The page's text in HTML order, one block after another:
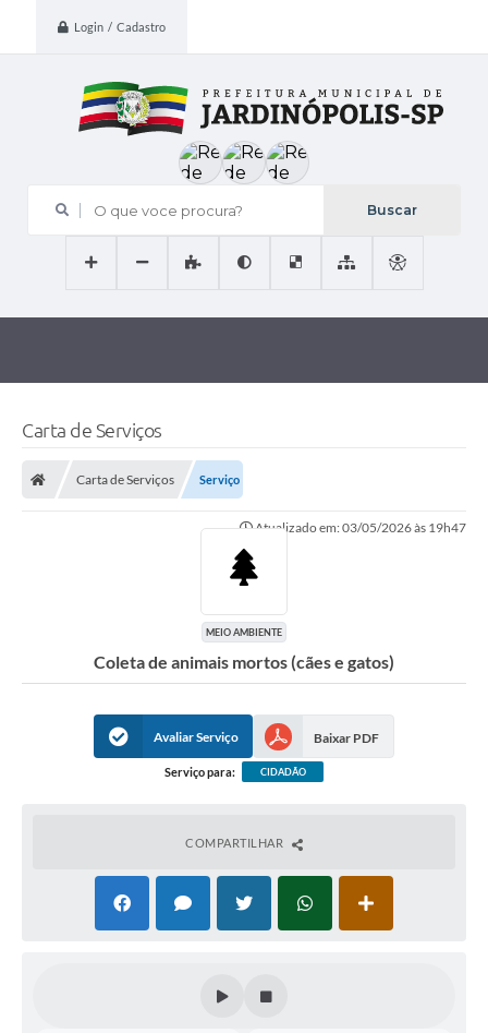
Login / Cadastro
O que voce procura?
Carta de Serviços
Carta de Serviços Serviço
Atualizado em: 03/05/2026 às 19h47
MEIO AMBIENTE
Coleta de animais mortos (cães e gatos)
Avaliar Serviço Baixar PDF
Serviço para: CIDADÃO
COMPARTILHAR